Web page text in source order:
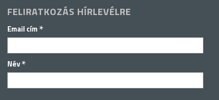
FELIRATKOZÁS HÍRLEVÉLRE
Email cím *
Név*